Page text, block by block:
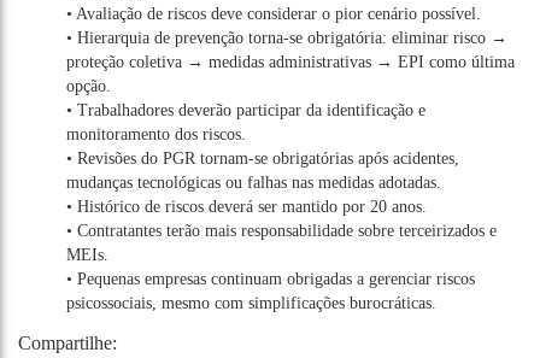
• Avaliação de riscos deve considerar o pior cenário possível.
• Hierarquia de prevenção torna-se obrigatória: eliminar risco →
proteção coletiva → medidas administrativas → EPI como última
opção.
• Trabalhadores deverão participar da identificação e
monitoramento dos riscos.
• Revisões do PGR tornam-se obrigatórias após acidentes,
mudanças tecnológicas ou falhas nas medidas adotadas.
• Histórico de riscos deverá ser mantido por 20 anos.
• Contratantes terão mais responsabilidade sobre terceirizados e
MEIs.
• Pequenas empresas continuam obrigadas a gerenciar riscos
psicossociais, mesmo com simplificações burocráticas.
Compartilhe: